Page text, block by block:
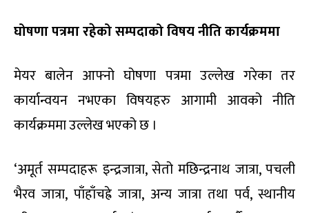
घोषणा पत्रमा रहेको सम्पदाको विषय नीति कार्यक्रममा
मेयर बालेन आफ्नो घोषणा पत्रमा उल्लेख गरेका तर
कार्यान्वयन नभएका विषयहरु आगामी आवको नीति
कार्यक्रममा उल्लेख भएको छ ।
‘अमूर्त सम्पदाहरू इन्द्रजात्रा, सेतो मछिन्द्रनाथ जात्रा, पचली
भैरव जात्रा, पाँहाँचह्रे जात्रा, अन्य जात्रा तथा पर्व, स्थानीय